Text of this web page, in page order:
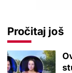
Pročitaj još